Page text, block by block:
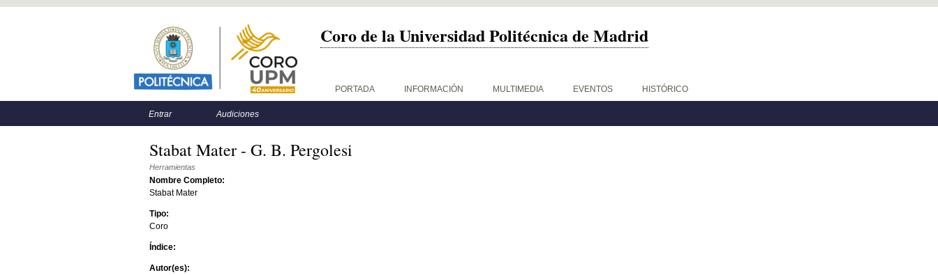
Coro de la Universidad Politécnica de Madrid
PORTADA INFORMACIÓN MULTIMEDIA EVENTOS HISTÓRICO
Entrar Audiciones
Stabat Mater - G. B. Pergolesi
Herramientas
Nombre Completo:
Stabat Mater
Tipo:
Coro
Índice:
Autor(es):